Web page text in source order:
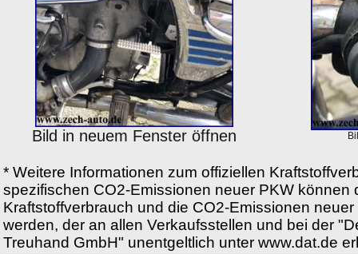
Bild in neuem Fenster öffnen
* Weitere Informationen zum offiziellen
spezifischen CO2-Emissionen neuer PKW können
Kraftstoffverbrauch und die CO2-Emissionen
werden, der an allen Verkaufsstellen und bei der
Treuhand GmbH" unentgeltlich unter www.dat.de